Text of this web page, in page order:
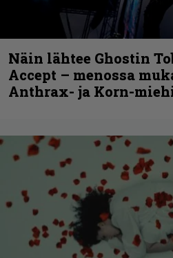
Näin lähtee Ghostin
Accept – menossa
Anthrax- ja Korn-